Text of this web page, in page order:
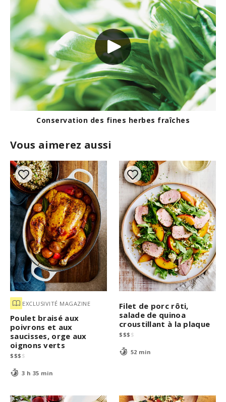
Conservation des fines herbes fraîches
Vous aimerez aussi
EXCLUSIVITÉ MAGAZINE
Poulet braisé aux
poivrons et aux
saucisses, orge aux
oignons verts
$$$ $
3 h 35 min
Filet de porc rôti,
salade de quinoa
croustillant à la plaque
$$$ $
52 min